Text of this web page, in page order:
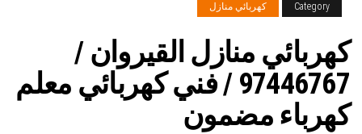
Category كهربائي منازل
كهربائي منازل القيروان /
97446767 / فني كهربائي معلم
كهرباء مضمون